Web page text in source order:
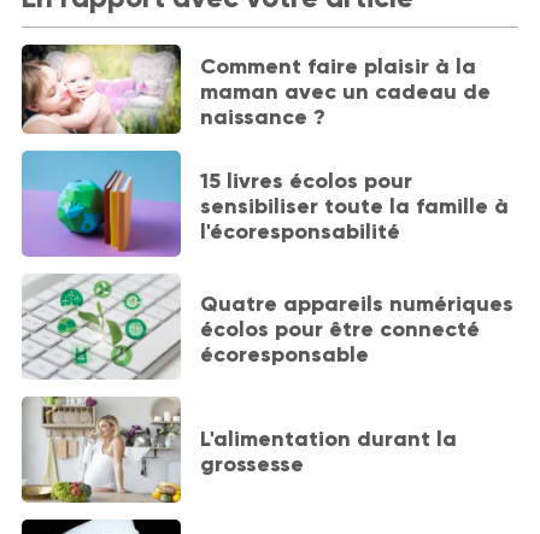
Comment faire plaisir à la
maman avec un cadeau de
naissance ?
15 livres écolos pour
sensibiliser toute la famille à
l'écoresponsabilité
Quatre appareils numériques
écolos pour être connecté
écoresponsable
L'alimentation durant la
grossesse